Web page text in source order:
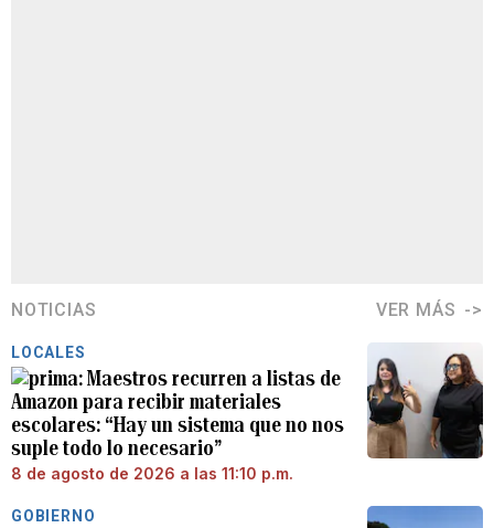
NOTICIAS VER MÁS
LOCALES
Maestros recurren a listas de
Amazon para recibir materiales
escolares: “Hay un sistema que no nos
suple todo lo necesario”
8 de agosto de 2026 a las 11:10 p.m.
GOBIERNO